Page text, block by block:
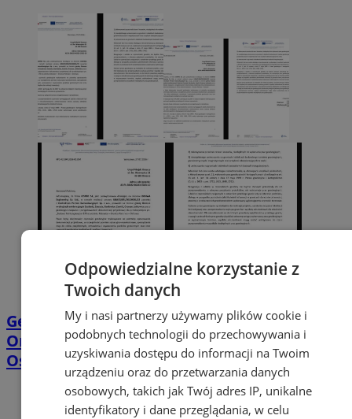
Geodeci wejdą na nieruchomości w
Orzeszu. Chodzi o projekt linii Katowice–
Ostrawa
Odpowiedzialne korzystanie z
Twoich danych
My i nasi partnerzy używamy plików cookie i
podobnych technologii do przechowywania i
uzyskiwania dostępu do informacji na Twoim
urządzeniu oraz do przetwarzania danych
osobowych, takich jak Twój adres IP, unikalne
identyfikatory i dane przeglądania, w celu